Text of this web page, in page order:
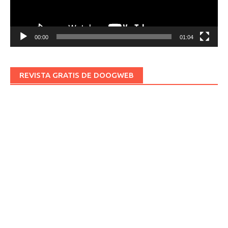
00:00 01:04
REVISTA GRATIS DE DOOGWEB